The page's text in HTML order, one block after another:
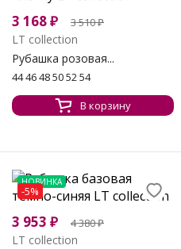
3 168₽ 3 510₽
LT collection
Рубашка розовая...
44 46 48 50 52 54
В корзину
НОВИНКА
-5%
3 953 ₽ 4 380₽
LT collection